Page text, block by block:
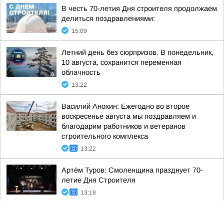
В честь 70-летия Дня строителя продолжаем
делиться поздравлениями:
15:09
Летний день без сюрпризов. В понедельник,
10 августа, сохранится переменная
облачность
13:22
Василий Анохин: Ежегодно во второе
воскресенье августа мы поздравляем и
благодарим работников и ветеранов
строительного комплекса
13:22
Артём Туров: Смоленщина празднует 70-
летие Дня Строителя
13:18